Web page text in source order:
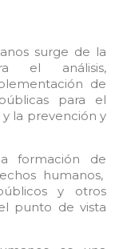
surge de la
el análisis,
de
para el
la prevención y
formación de
humanos,
y otros
punto de vista